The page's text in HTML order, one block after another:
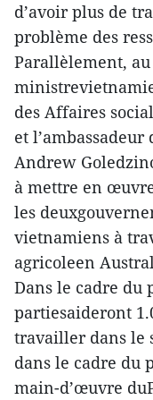
d’avoir plus de
problème des
Parallèlement,
des Affaires
et
Andrew
à mettre en
les
vietnamiens à
agricoleen
Dans le cadre du
partiesaideront
travailler dans le
dans le cadre du
main-d’œuvre